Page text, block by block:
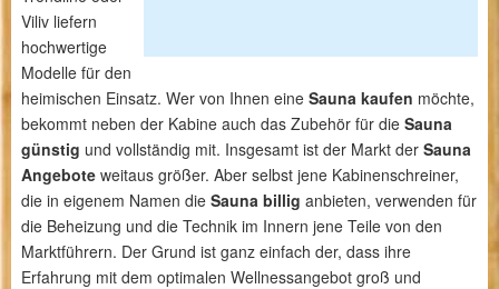
Viliv liefern
hochwertige
Modelle für den
heimischen Einsatz. Wer von Ihnen eine Sauna kaufen möchte,
bekommt neben der Kabine auch das Zubehör für die Sauna
günstig und vollständig mit. Insgesamt ist der Markt der Sauna
Angeboteweitaus größer. Aber selbst jene Kabinenschreiner,
die in eigenem Namen die Sauna billig anbieten, verwenden für
die Beheizung und die Technik im Innern jene Teile von den
Marktführern. Der Grund ist ganz einfach der, dass ihre
Erfahrung mit dem optimalen Wellnessangebot groß und